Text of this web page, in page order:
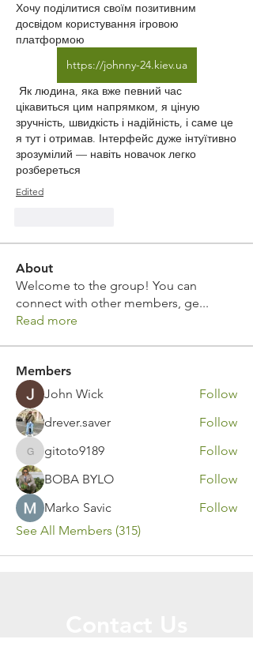
Хочу поділитися своїм позитивним
досвідом користування ігровою
платформою
https://johnny-24.kiev.ua
цікавиться цим напрямком, я ціную
зручність, швидкість і надійність, і саме це
я тут і отримав. Інтерфейс дуже інтуїтивно
зрозумілий — навіть новачок легко
розбереться
Edited
About
Welcome to the group! You can
connect with other members, ge...
Read more
Members
John Wick
Follow
drever.saver
Follow
gitoto9189
gitoto9189
Follow
BOBA BYLO
Follow
Marko Savic
Follow
See All Members (315)